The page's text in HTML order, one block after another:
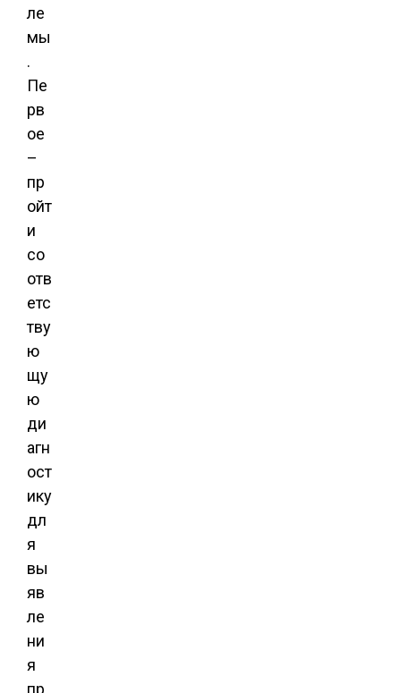
ле
мы
.
Пе
рв
ое
–
пр
ойт
и
со
отв
етс
тву
ю
щу
ю
ди
агн
ост
ику
дл
я
вы
яв
ле
ни
я
пр